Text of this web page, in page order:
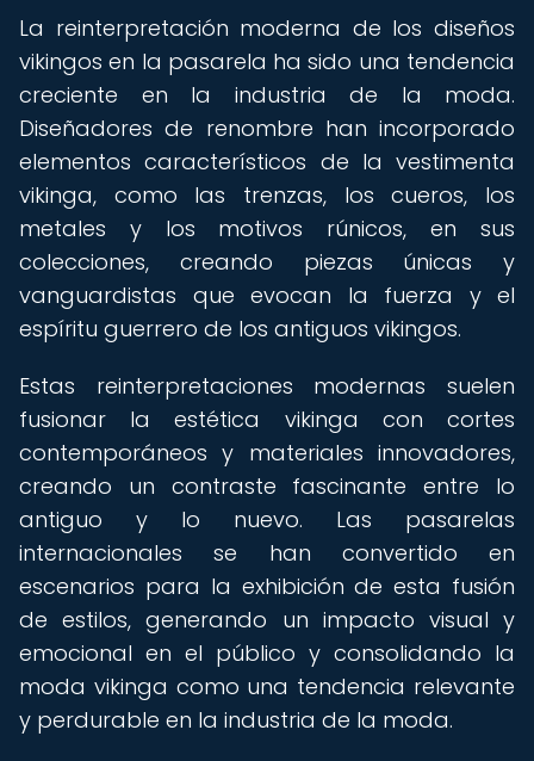
La reinterpretación moderna de los diseños
vikingos en la pasarela ha sido una tendencia
creciente en la industria de la moda.
Diseñadores de renombre han incorporado
elementos característicos de la vestimenta
vikinga, como las trenzas, los cueros, los
metales y los motivos rúnicos, en sus
colecciones, creando piezas únicas y
vanguardistas que evocan la fuerza y el
espíritu guerrero de los antiguos vikingos.
Estas reinterpretaciones modernas suelen
fusionar la estética vikinga con cortes
contemporáneos y materiales innovadores,
creando un contraste fascinante entre lo
antiguo y lo nuevo. Las pasarelas
internacionales se han convertido en
escenarios para la exhibición de esta fusión
de estilos, generando un impacto visual y
emocional en el público y consolidando la
moda vikinga como una tendencia relevante
y perdurable en la industria de la moda.